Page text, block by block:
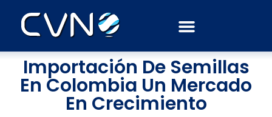
Septiembre 25, 2020
Importación De Semillas
En Colombia Un Mercado
En Crecimiento